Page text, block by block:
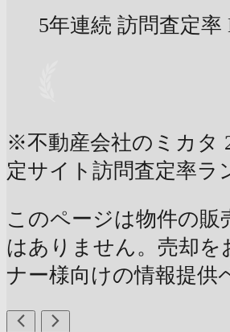
5年連続 訪問査定率
※不動産会社のミカタ
定サイト訪問査定率ラ
このページは物件の販
はありません。売却を
ナー様向けの情報提供